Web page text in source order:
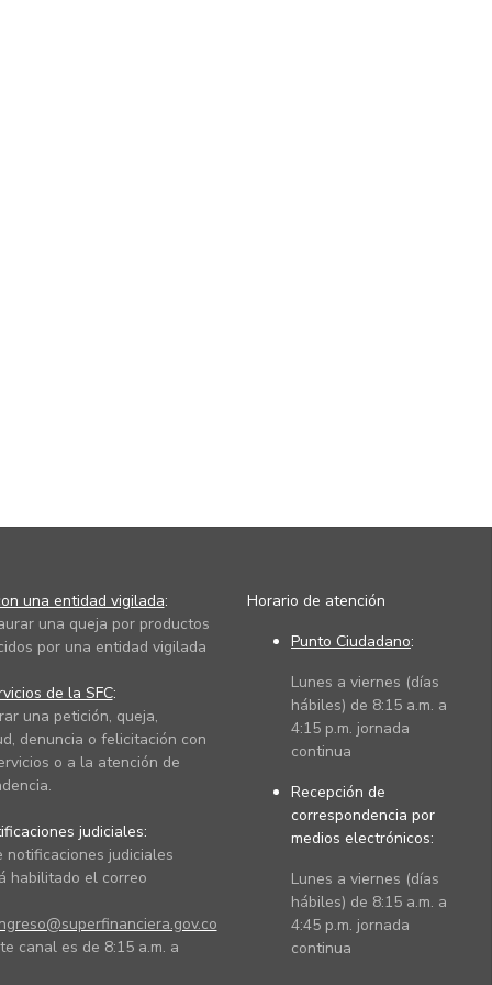
una entidad vigilada:
una queja por productos
por una entidad vigilada
de la SFC:
una petición, queja,
denuncia o felicitación con
o a la atención de
judiciales:
notificaciones judiciales
habilitado el correo
canal es de 8:15 a.m. a
Horario de atención
Punto Ciudadano:
Lunes a viernes (días
hábiles) de 8:15 a.m. a
4:15 p.m. jornada
continua
Recepción de
correspondencia por
medios electrónicos:
Lunes a viernes (días
hábiles) de 8:15 a.m. a
4:45 p.m. jornada
continua